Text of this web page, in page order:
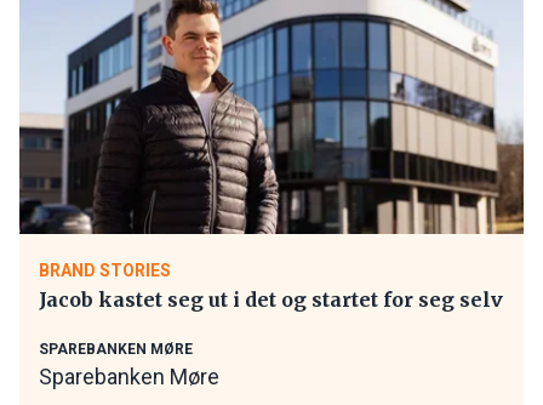
BRAND STORIES
Jacob kastet seg ut i det og startet for seg selv
SPAREBANKEN MØRE
Sparebanken Møre